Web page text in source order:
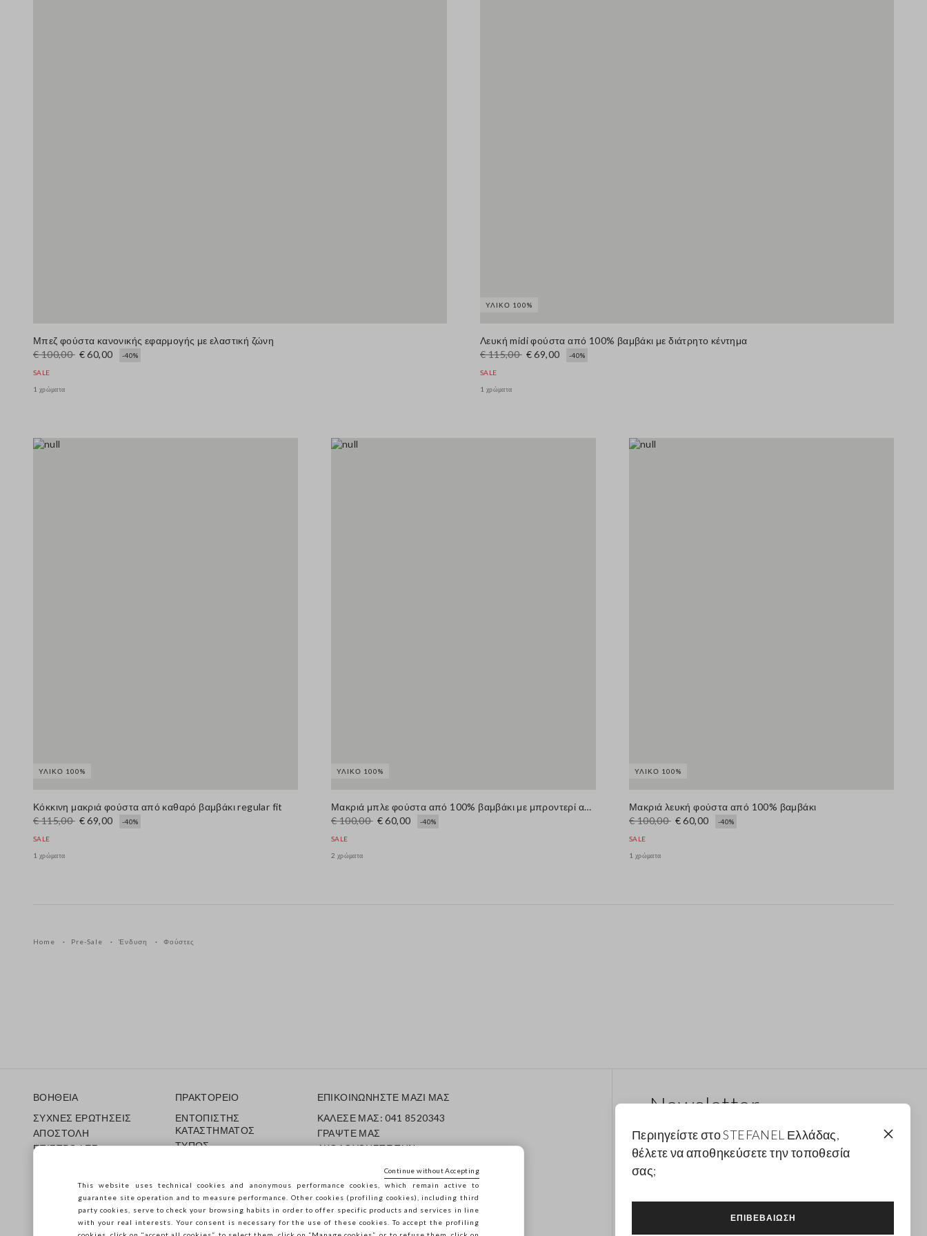
Μπεζ φούστα κανονικής εφαρμογής με ελαστική ζώνη
€ 100,00 € 60,00 -40%
SALE
1 χρώματα
ΥΛΙΚΌ 100%
Λευκή midi φούστα από 100% βαμβάκι με διάτρητο κέντημα
€ 115,00 € 69,00 -40%
SALE
1 χρώματα
ΥΛΙΚΌ 100%
Κόκκινη μακριά φούστα από καθαρό βαμβάκι regular fit
€ 115,00 € 69,00 -40%
SALE
1 χρώματα
ΥΛΙΚΌ 100%
Μακριά μπλε φούστα από 100% βαμβάκι με μπροντερί ανγκλέζ
€ 100,00 € 60,00 -40%
SALE
2 χρώματα
ΥΛΙΚΌ 100%
Μακριά λευκή φούστα από 100% βαμβάκι
€ 100,00 € 60,00 -40%
SALE
1 χρώματα
Home Pre-Sale Ένδυση Φούστες
ΒΟΗΘΕΙΑ
ΣΥΧΝΕΣ ΕΡΩΤΗΣΕΙΣ
ΑΠΟΣΤΟΛΗ
ΕΠΙΣΤΡΟΦΕΣ
Guida alle taglie
ΠΡΑΚΤΟΡΕΙΟ
ΕΝΤΟΠΙΣΤΗΣ
ΚΑΤΑΣΤΗΜΑΤΟΣ
ΤΥΠΟΣ
Accessibility
Βιωσιμότητα
ΕΠΙΚΟΙΝΩΝΗΣΤΕ ΜΑΖΙ ΜΑΣ
ΚΑΛΕΣΕ ΜΑΣ: 041 8520343
ΓΡΑΨΤΕ ΜΑΣ
ΑΚΟΛΟΥΘΗΣΤΕ ΤΗΝ
Newsletter
Λάβε ενημερώσεις για νέα drops, συλλογές και
προωθητικές ενέργειες. Για εσένα έκπτωση 10%.
Περιηγείστε στο STEFANEL Ελλάδας,
θέλετε να αποθηκεύσετε την τοποθεσία
σας;
ΕΠΙΒΕΒΑΊΩΣΗ
This website uses technical cookies and anonymous performance cookies, which remain active to
guarantee site operation and to measure performance. Other cookies (profiling cookies), including third
party cookies, serve to check your browsing habits in order to offer specific products and services in line
with your real interests. Your consent is necessary for the use of these cookies. To accept the profiling
Continue without Accepting